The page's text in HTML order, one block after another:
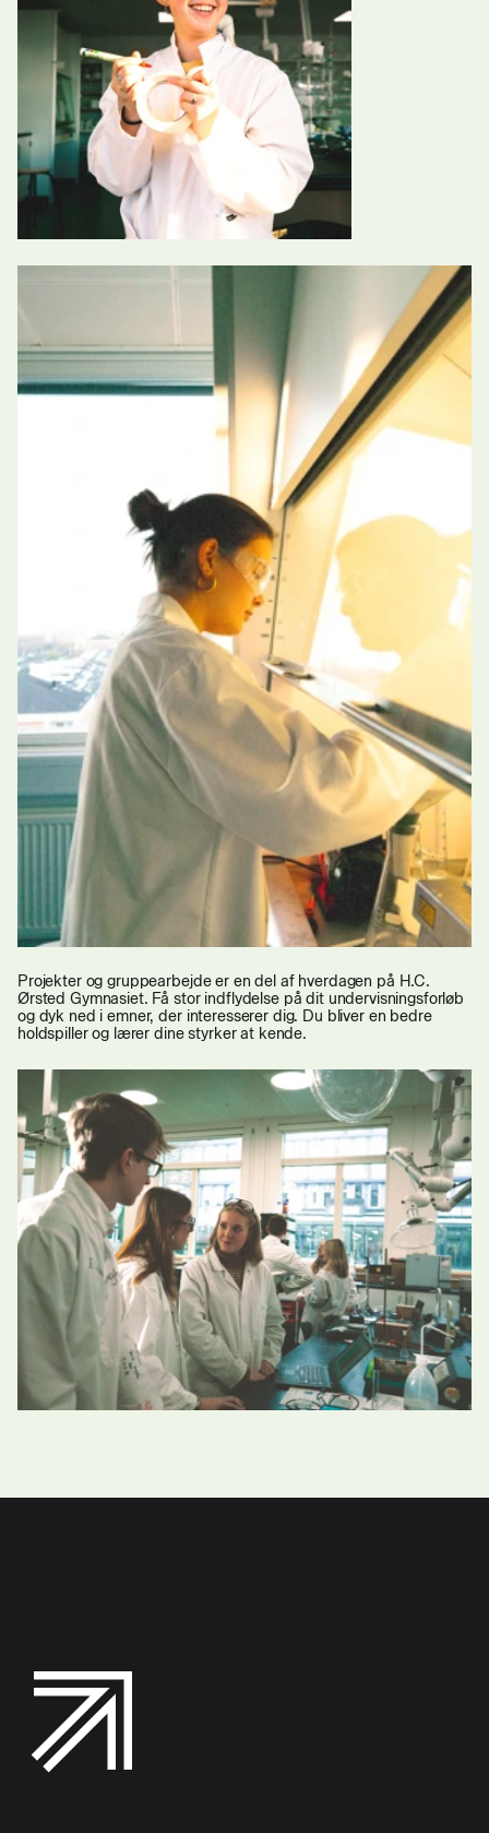
Projekter og gruppearbejde er en del af hverdagen på H.C.
Ørsted Gymnasiet. Få stor indflydelse på dit undervisningsforløb
og dyk ned i emner, der interesserer dig. Du bliver en bedre
holdspiller og lærer dine styrker at kende.